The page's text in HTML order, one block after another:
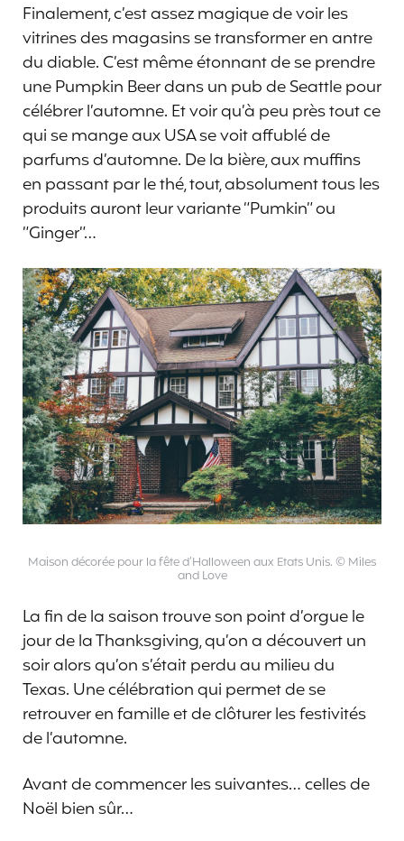
Finalement, c’est assez magique de voir les
vitrines des magasins se transformer en antre
du diable. C’est même étonnant de se prendre
une Pumpkin Beer dans un pub de Seattle pour
célébrer l’automne. Et voir qu’à peu près tout ce
qui se mange aux USA se voit affublé de
parfums d’automne. De la bière, aux muffins
en passant par le thé, tout, absolument tous les
produits auront leur variante “Pumkin” ou
“Ginger”…
Maison décorée pour la fête d’Halloween aux Etats Unis. © Miles
and Love
La fin de la saison trouve son point d’orgue le
jour de la Thanksgiving, qu’on a découvert un
soir alors qu’on s’était perdu au milieu du
Texas. Une célébration qui permet de se
retrouver en famille et de clôturer les festivités
de l’automne.
Avant de commencer les suivantes… celles de
Noël bien sûr…